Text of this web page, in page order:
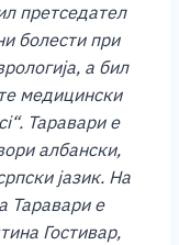
претседател
болести при
а бил
медицински
Таравари е
албански,
јазик. На
Таравари е
Гостивар,